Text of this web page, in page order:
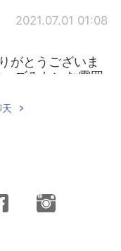
2021.07.01 01:08
がとうございま
ズみたいな雰囲
くださいね(笑)
ゲーム、初めて
すね😉 逆転裁判
ました。